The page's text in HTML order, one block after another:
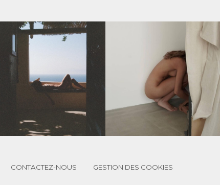
CONTACTEZ-NOUS GESTION DES COOKIES